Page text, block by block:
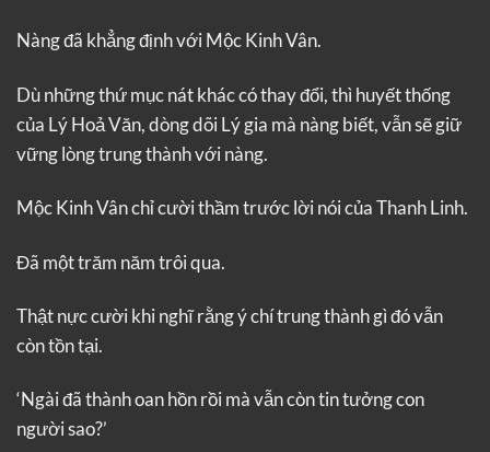
Nàng đã khẳng định với Mộc Kinh Vân.
Dù những thứ mục nát khác có thay đổi, thì huyết thống
của Lý Hoả Văn, dòng dõi Lý gia mà nàng biết, vẫn sẽ giữ
vững lòng trung thành với nàng.
Mộc Kinh Vân chỉ cười thầm trước lời nói của Thanh Linh.
Đã một trăm năm trôi qua.
Thật nực cười khi nghĩ rằng ý chí trung thành gì đó vẫn
còn tồn tại.
‘Ngài đã thành oan hồn rồi mà vẫn còn tin tưởng con
người sao?’